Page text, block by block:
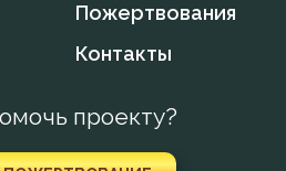
Пожертвования
Контакты
проекту?